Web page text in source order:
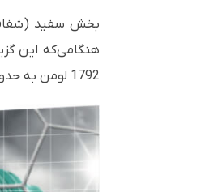
بخش سفید
هنگامی‌که این گزینه را غیرفعال می‌کنید،
1792 لومن به حدود 800 لومن) کاهش پیدا می‌کند و البته